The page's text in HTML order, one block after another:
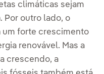
climáticas sejam
Por outro lado, o
um forte crescimento
renovável. Mas a
crescendo, a